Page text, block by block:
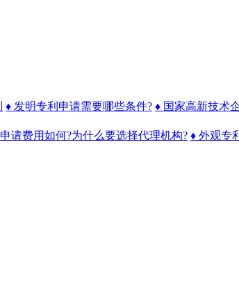
♦ 发明专利申请需要哪些条件? ♦ 国家高新技术
请费用如何?为什么要选择代理机构? ♦ 外观专